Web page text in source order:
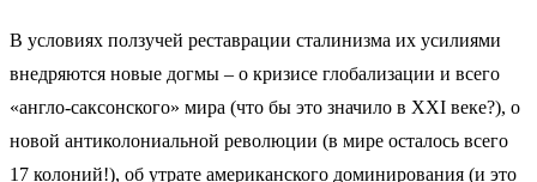
В условиях ползучей реставрации сталинизма их усилиями
внедряются новые догмы – о кризисе глобализации и всего
«англо-саксонского» мира (что бы это значило в XXI веке?), о
новой антиколониальной революции (в мире осталось всего
17 колоний!), об утрате американского доминирования (и это